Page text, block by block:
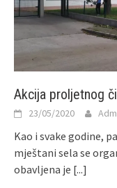
Akcija proljetnog
23/05/2020
Kao i svake godine,
mještani sela se
obavljena je [...]